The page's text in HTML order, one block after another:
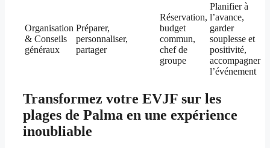
Organisation
& Conseils
généraux
Préparer,
personnaliser,
partager
Réservation,
budget
commun,
chef de
groupe
Planifier à
l’avance,
garder
souplesse et
positivité,
accompagner
l’événement
Transformez votre EVJF sur les
plages de Palma en une expérience
inoubliable